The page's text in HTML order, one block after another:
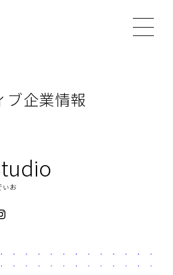
ブ企業情報
ぃお